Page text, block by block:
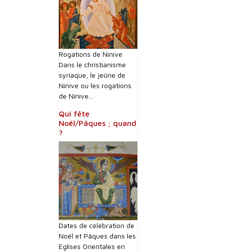
Rogations de Ninive
Dans le christianisme
syriaque, le jeûne de
Ninive ou les rogations
de Ninive...
Qui fête
Noël/Pâques ; quand
?
Dates de célébration de
Noël et Pâques dans les
Eglises Orientales en